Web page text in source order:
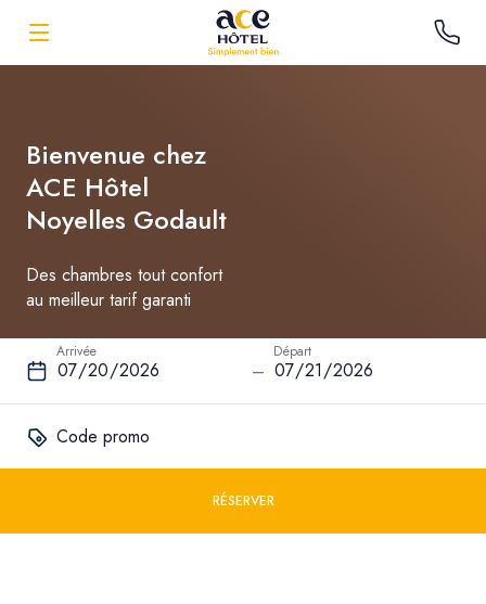
Bienvenue chez
ACE Hôtel
Noyelles Godault
Des chambres tout confort
au meilleur tarif garanti
Arrivée
–
Départ
Code promo
RÉSERVER